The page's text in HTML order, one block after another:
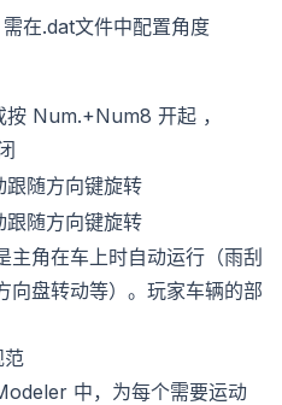
在.dat文件中配置角度
按 Num.+Num8 开起 ，
跟随方向键旋转
跟随方向键旋转
主角在车上时自动运行（雨刮
向盘转动等）。玩家车辆的部
中，为每个需要运动